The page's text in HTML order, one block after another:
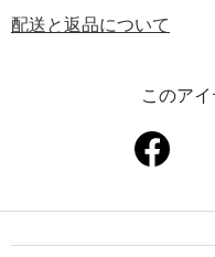
配送と返品について
このア